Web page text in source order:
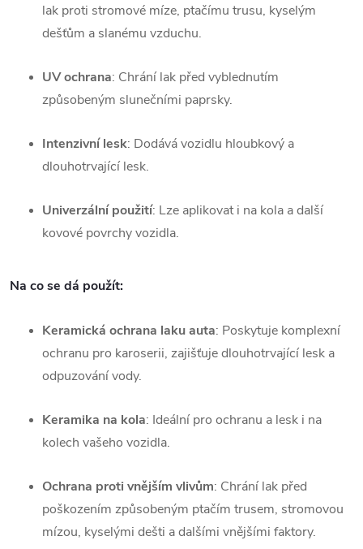
lak proti stromové míze, ptačímu trusu, kyselým
dešťům a slanému vzduchu.
UV ochrana: Chrání lak před vyblednutím
způsobeným slunečními paprsky.
Intenzivní lesk: Dodává vozidlu hloubkový a
dlouhotrvající lesk.
Univerzální použití: Lze aplikovat i na kola a další
kovové povrchy vozidla.
Na co se dá použít:
Keramická ochrana laku auta: Poskytuje komplexní
ochranu pro karoserii, zajišťuje dlouhotrvající lesk a
odpuzování vody.
Keramika na kola: Ideální pro ochranu a lesk i na
kolech vašeho vozidla.
Ochrana proti vnějším vlivům: Chrání lak před
poškozením způsobeným ptačím trusem, stromovou
mízou, kyselými dešti a dalšími vnějšími faktory.